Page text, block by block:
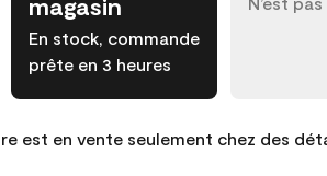
En stock, commande
prête en 3 heures
est en vente seulement chez des